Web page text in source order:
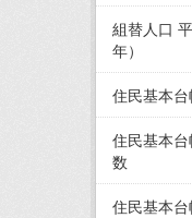
組替人口
年）
住民基本
住民基本
数
住民基本